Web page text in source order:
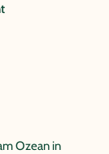
Ozean in